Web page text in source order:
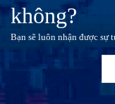
không?
Bạn sẽ luôn nhận được sự